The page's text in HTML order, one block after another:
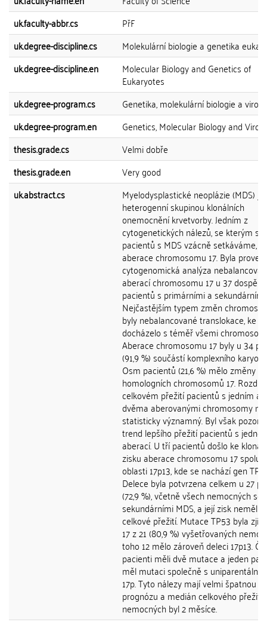
uk.faculty-abbr.cs
PřF
uk.degree-discipline.cs
Molekulární biologie a genetika
uk.degree-discipline.en
Molecular Biology and Genetics of
Eukaryotes
uk.degree-program.cs
Genetika, molekulární biologie a
uk.degree-program.en
Genetics, Molecular Biology and
thesis.grade.cs
Velmi dobře
thesis.grade.en
Very good
uk.abstract.cs
Myelodysplastické neoplázie (MDS)
heterogenní skupinou klonálních
onemocnění krvetvorby. Jedním z
cytogenetických nálezů, se kterým se
pacientů s MDS vzácně setkáváme,
aberace chromosomu 17. Byla
cytogenomická analýza
aberací chromosomu 17 u 37
pacientů s primárními a sekundárními
Nejčastějším typem změn
byly nebalancované translokace, ke
docházelo s téměř všemi
Aberace chromosomu 17 byly u 34
(91,9 %) součástí komplexního
Osm pacientů (21,6 %) mělo změny
homologních chromosomů 17. Rozdíl v
celkovém přežití pacientů s jedním a
dvěma aberovanými chromosomy
statisticky významný. Byl však
trend lepšího přežití pacientů s jednou
aberací. U tří pacientů došlo ke
zisku aberace chromosomu 17 spolu
oblasti 17p13, kde se nachází gen
Delece byla potvrzena celkem u 27
(72,9 %), včetně všech nemocných se
sekundárními MDS, a její zisk neměl
celkové přežití. Mutace TP53 byla
17 z 21 (80,9 %) vyšetřovaných
toho 12 mělo zároveň deleci 17p13.
pacienti měli dvě mutace a jeden
měl mutaci společně s uniparentální
17p. Tyto nálezy mají velmi špatnou
prognózu a medián celkového přežití
nemocných byl 2 měsíce.